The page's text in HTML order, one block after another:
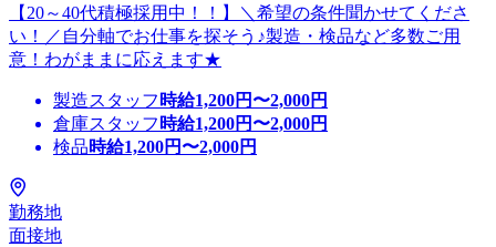
【20～40代積極採用中！！】＼希望の条件聞かせてくださ
い！／自分軸でお仕事を探そう♪製造・検品など多数ご用
意！わがままに応えます★
製造スタッフ 時給1,200円〜2,000円
倉庫スタッフ 時給1,200円〜2,000円
検品時給1,200円〜2,000円
勤務地
面接地